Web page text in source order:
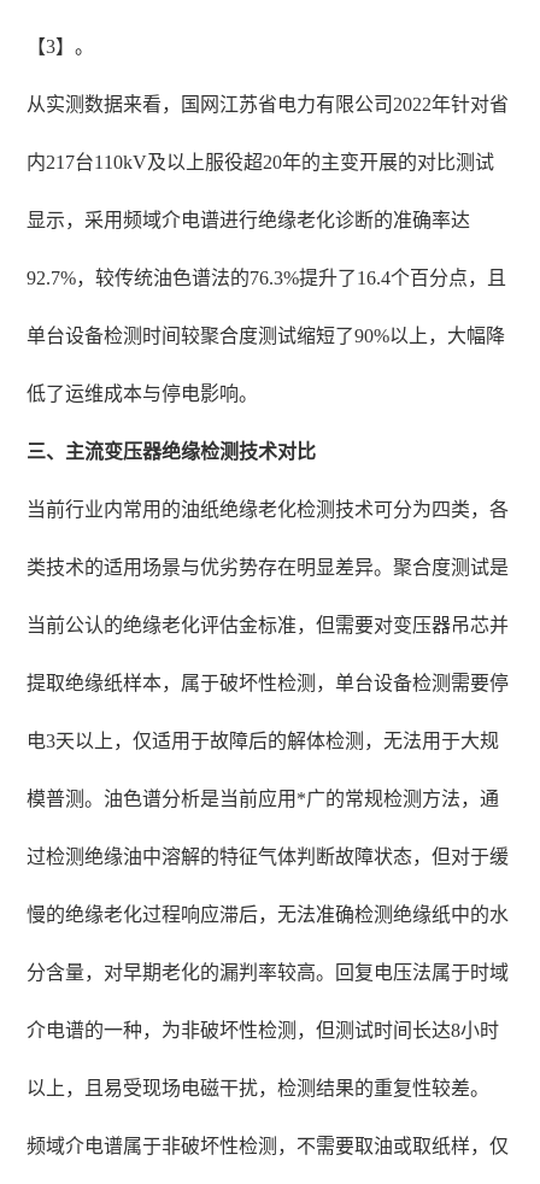
【3】。
从实测数据来看，国网江苏省电力有限公司2022年针对省
内217台110kV及以上服役超20年的主变开展的对比测试
显示，采用频域介电谱进行绝缘老化诊断的准确率达
92.7%，较传统油色谱法的76.3%提升了16.4个百分点，且
单台设备检测时间较聚合度测试缩短了90%以上，大幅降
低了运维成本与停电影响。
三、主流变压器绝缘检测技术对比
当前行业内常用的油纸绝缘老化检测技术可分为四类，各
类技术的适用场景与优劣势存在明显差异。聚合度测试是
当前公认的绝缘老化评估金标准，但需要对变压器吊芯并
提取绝缘纸样本，属于破坏性检测，单台设备检测需要停
电3天以上，仅适用于故障后的解体检测，无法用于大规
模普测。油色谱分析是当前应用*广的常规检测方法，通
过检测绝缘油中溶解的特征气体判断故障状态，但对于缓
慢的绝缘老化过程响应滞后，无法准确检测绝缘纸中的水
分含量，对早期老化的漏判率较高。回复电压法属于时域
介电谱的一种，为非破坏性检测，但测试时间长达8小时
以上，且易受现场电磁干扰，检测结果的重复性较差。
频域介电谱属于非破坏性检测，不需要取油或取纸样，仅